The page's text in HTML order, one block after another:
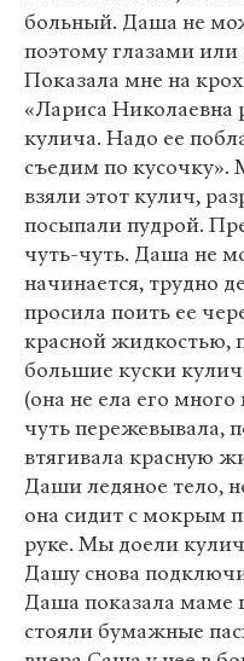
больный. Даша не
поэтому глазами или
Показала мне на
«Лариса Николаевна
кулича. Надо ее
съедим по
взяли этот кулич,
посыпали пудрой.
чуть-чуть. Даша не
начинается, трудно
просила поить ее
красной жидкостью,
большие куски
(она не ела его
чуть пережевывала,
втягивала красную
Даши ледяное тело,
она сидит с мокрым
руке. Мы доели
Дашу снова
Даша показала маме
стояли бумажные